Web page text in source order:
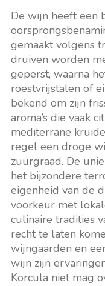
De wijn heeft een
gemaakt volgens
druiven worden
geperst, waarna
roestvrijstalen of
bekend om zijn
aroma’s die vaak
mediterrane
regel een droge
zuurgraad. De
het bijzondere
eigenheid van de
voorkeur met
culinaire tradities
recht te laten
wijngaarden en
wijn zijn
Korcula niet mag